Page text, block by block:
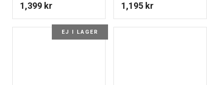
1,399 kr 1,195 kr
EJ I LAGER